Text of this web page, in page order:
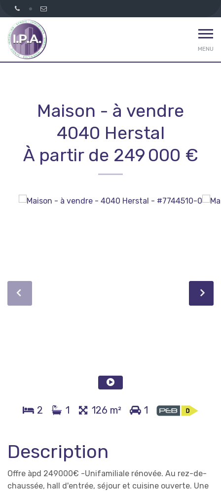
MENU
Maison - à vendre
4040 Herstal
À partir de 249 000 €
2 1 126 m² 1
Description
Offre àpd 249000€ -Unifamiliale rénovée. Au rez-de-
chaussée, hall d'entrée, séjour et cuisine ouverte. Une